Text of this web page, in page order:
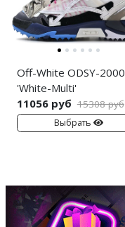
Off-White ODSY-2000
'White-Multi'
11056 руб 15308 руб
Выбрать